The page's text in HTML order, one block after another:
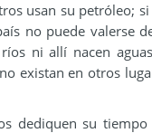
usan su petróleo;
no puede valerse
ni allí nacen
existan en otros
dediquen su